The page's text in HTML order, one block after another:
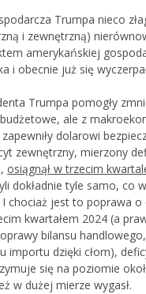
Trumpa nieco
i zewnętrzną)
amerykańskiej
i obecnie już się
Trumpa pomogły
ale z
dolarowi
zewnętrzny, mierzony
osiągnął w trzecim
dokładnie tyle samo, co
chociaż jest to poprawa o
kwartałem 2024 (a
bilansu
importu dzięki cłom),
się na poziomie
w dużej mierze wygasł.